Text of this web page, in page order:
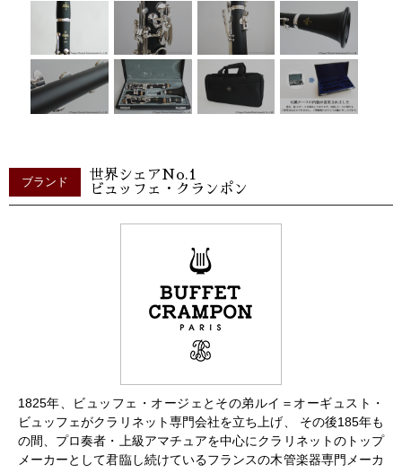
ブランド
世界シェアNo.1
ビュッフェ・クランポン
1825年、ビュッフェ・オージェとその弟ルイ＝オーギュスト・
ビュッフェがクラリネット専門会社を立ち上げ、 その後185年も
の間、プロ奏者・上級アマチュアを中心にクラリネットのトップ
メーカーとして君臨し続けているフランスの木管楽器専門メーカ